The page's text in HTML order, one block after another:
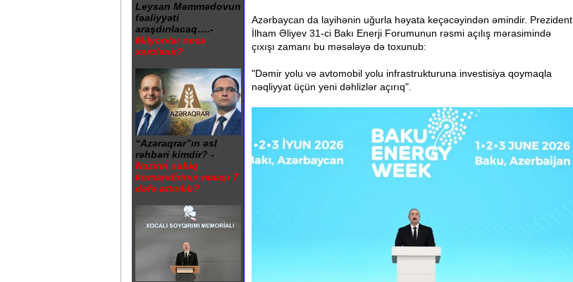
Leysan Məmmədovun
fəaliyyəti
araşdırılacaq….-
Milyonlar necə
xərclənir?
“Azəraqrar”ın əsl
rəhbəri kimdir? -
Nazirin sabiq
komandirinin maaşı 7
dəfə artırılıb?
Azərbaycan da layihənin uğurla həyata keçəcəyindən əmindir. Prezident
İlham Əliyev 31-ci Bakı Enerji Forumunun rəsmi açılış mərasimində
çıxışı zamanı bu məsələyə də toxunub:
"Dəmir yolu və avtomobil yolu infrastrukturuna investisiya qoymaqla
nəqliyyat üçün yeni dəhlizlər açırıq".